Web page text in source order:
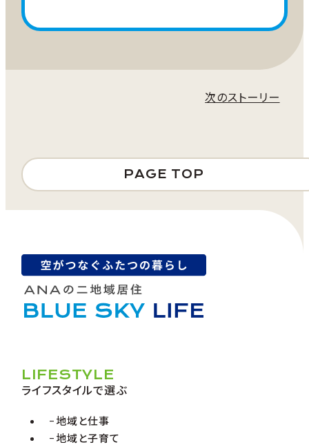
次のストーリー
PAGE TOP
LIFESTYLE
ライフスタイルで選ぶ
地域と仕事
地域と子育て